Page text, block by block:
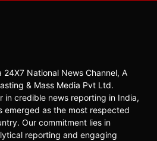
24X7 National News Channel, A
& Mass Media Pvt Ltd.
in credible news reporting in India,
emerged as the most respected
Our commitment lies in
reporting and engaging